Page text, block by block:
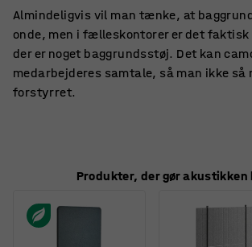
Almindeligvis vil man tænke, at
onde, men i fælleskontorer er det faktisk
der er noget baggrundsstøj. Det kan
medarbejderes samtale, så man ikke så
forstyrret.
Produkter, der gør akustikken